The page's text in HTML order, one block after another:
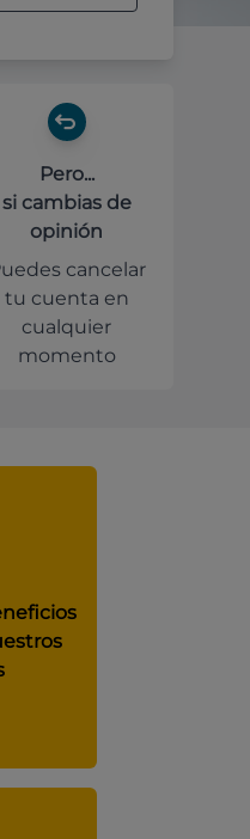
Pero...
si cambias de
opinión
cancelar
tu cuenta en
cualquier
momento